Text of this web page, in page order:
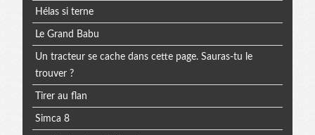
Hélas si terne
Le Grand Babu
Un tracteur se cache dans cette page. Sauras-tu le
trouver ?
Tirer au flan
Simca 8